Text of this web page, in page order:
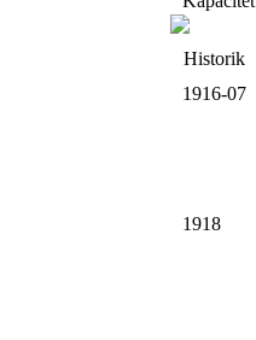
Historik
1916-07
1918